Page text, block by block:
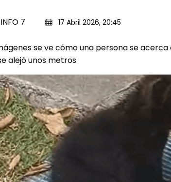
INFO 7 17 Abril 2026, 20:45
se ve cómo una persona se
alejó unos metros